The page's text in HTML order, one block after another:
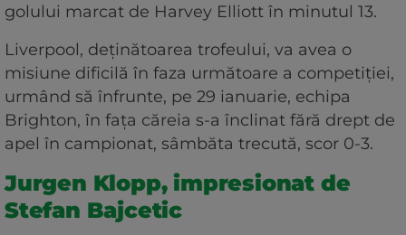
golului marcat de Harvey Elliott în minutul 13.
Liverpool, deţinătoarea trofeului, va avea o
misiune dificilă în faza următoare a competiţiei,
urmând să înfrunte, pe 29 ianuarie, echipa
Brighton, în faţa căreia s-a înclinat fără drept de
apel în campionat, sâmbăta trecută, scor 0-3.
Jurgen Klopp, impresionat de
Stefan Bajcetic